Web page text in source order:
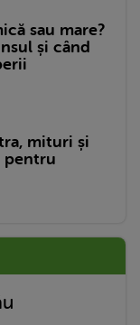
sau mare?
și când
mituri și
pentru